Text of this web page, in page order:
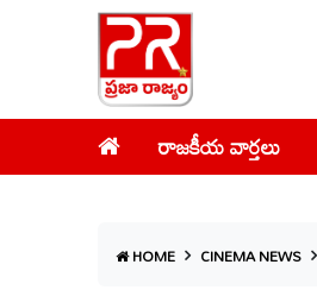
రాజకీయ వార్తలు
HOME CINEMA NEWS